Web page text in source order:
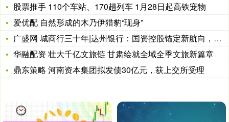
股票推手 110个车站、170趟列车 1月28日起高铁宠物
爱优配 自然形成的木乃伊猎豹“现身”
广盛网 城商行三十年|达州银行：国资控股锚定新航向，金融活水
华融配资 壮大千亿文旅链 甘肃绘就全域全季文旅新篇章
鼎东策略 河南资本集团拟发债30亿元，获上交所受理